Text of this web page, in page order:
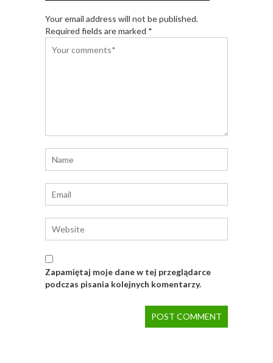
Your email address will not be published.
Required fields are marked *
Zapamiętaj moje dane w tej przeglądarce
podczas pisania kolejnych komentarzy.